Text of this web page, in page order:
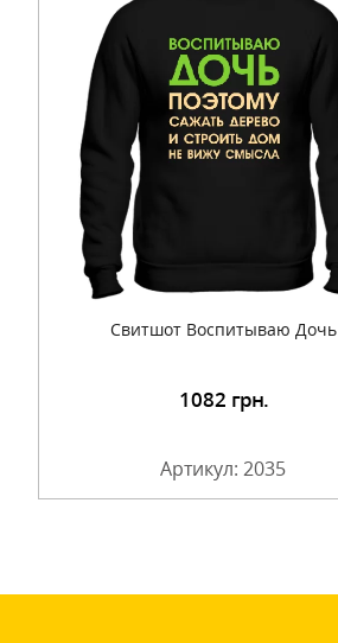
Свитшот Воспитываю Дочь
1082 грн.
Артикул: 2035
Подробнее